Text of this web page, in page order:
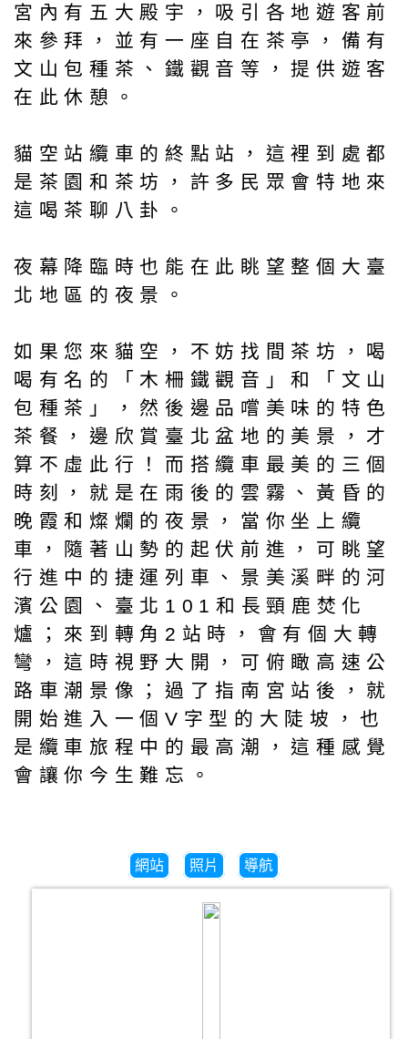
宮內有五大殿宇，吸引各地遊客前
來參拜，並有一座自在茶亭，備有
文山包種茶、鐵觀音等，提供遊客
在此休憩。
貓空站纜車的終點站，這裡到處都
是茶園和茶坊，許多民眾會特地來
這喝茶聊八卦。
夜幕降臨時也能在此眺望整個大臺
北地區的夜景。
如果您來貓空，不妨找間茶坊，喝
喝有名的「木柵鐵觀音」和「文山
包種茶」，然後邊品嚐美味的特色
茶餐，邊欣賞臺北盆地的美景，才
算不虛此行！而搭纜車最美的三個
時刻，就是在雨後的雲霧、黃昏的
晚霞和燦爛的夜景，當你坐上纜
車，隨著山勢的起伏前進，可眺望
行進中的捷運列車、景美溪畔的河
濱公園、臺北101和長頸鹿焚化
爐；來到轉角2站時，會有個大轉
彎，這時視野大開，可俯瞰高速公
路車潮景像；過了指南宮站後，就
開始進入一個V字型的大陡坡，也
是纜車旅程中的最高潮，這種感覺
會讓你今生難忘。
網站 照片 導航